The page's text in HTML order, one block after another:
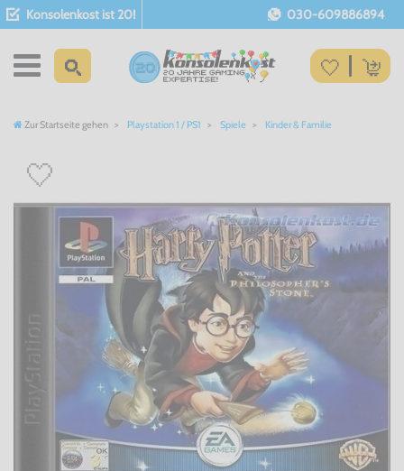
Konsolenkost ist 20! 030-609886894
Zur Startseite gehen Playstation 1 / PS1 Spiele Kinder & Familie